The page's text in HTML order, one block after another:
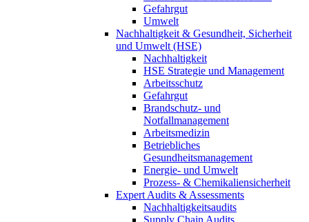
Gefahrgut
Umwelt
Nachhaltigkeit & Gesundheit, Sicherheit
und Umwelt (HSE)
Nachhaltigkeit
HSE Strategie und Management
Arbeitsschutz
Gefahrgut
Brandschutz- und
Notfallmanagement
Arbeitsmedizin
Betriebliches
Gesundheitsmanagement
Energie- und Umwelt
Prozess- & Chemikaliensicherheit
Expert Audits & Assessments
Nachhaltigkeitsaudits
Supply Chain Audits